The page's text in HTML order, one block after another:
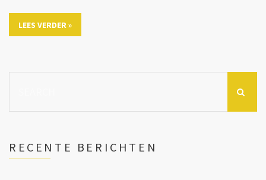
LEES VERDER »
RECENTE BERICHTEN